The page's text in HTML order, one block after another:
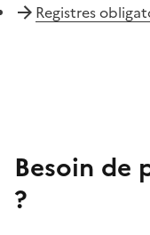
Registres
Besoin de
?